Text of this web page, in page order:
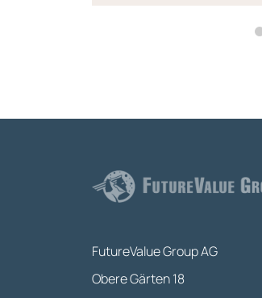
FutureValue Group AG
Obere Gärten 18